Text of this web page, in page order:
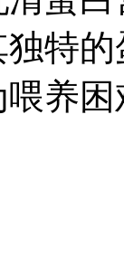
特
养